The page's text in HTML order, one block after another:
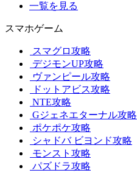
一覧を見る
スマホゲーム
スマグロ攻略
デジモンUP攻略
ヴァンピール攻略
ドットアビス攻略
NTE攻略
Gジェネエターナル攻略
ポケポケ攻略
シャドバ ビヨンド攻略
モンスト攻略
パズドラ攻略